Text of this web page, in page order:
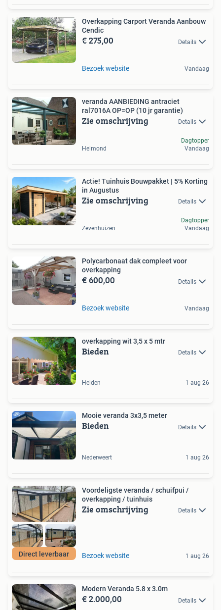
Overkapping Carport Veranda Aanbouw
Cendic
€ 275,00 Details
Bezoek website Vandaag
veranda AANBIEDING antraciet
ral7016A OP=OP (10 jr garantie)
Zie omschrijving Details
Helmond
Dagtopper
Vandaag
Actie! Tuinhuis Bouwpakket | 5% Korting
in Augustus
Zie omschrijving Details
Zevenhuizen
Dagtopper
Vandaag
Polycarbonaat dak compleet voor
overkapping
€ 600,00 Details
Bezoek website Vandaag
overkapping wit 3,5 x 5 mtr
Bieden Details
Helden 1 aug 26
Mooie veranda 3x3,5 meter
Bieden Details
Nederweert 1 aug 26
Direct leverbaar
Voordeligste veranda / schuifpui /
overkapping / tuinhuis
Zie omschrijving Details
Bezoek website 1 aug 26
Modern Veranda 5.8 x 3.0m
€ 2.000,00 Details